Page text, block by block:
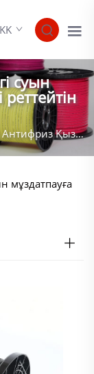
KK
суын
Қыздыру Кабелі
мұздатпауға